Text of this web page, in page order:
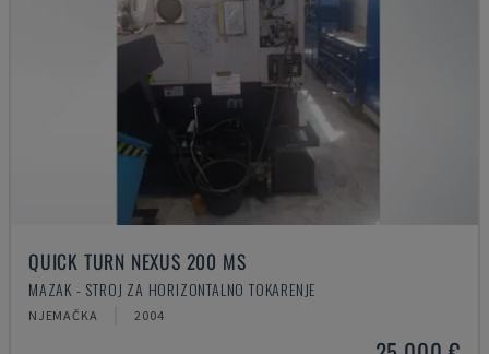
QUICK TURN NEXUS 200 MS
MAZAK - STROJ ZA HORIZONTALNO TOKARENJE
NJEMAČKA 2004